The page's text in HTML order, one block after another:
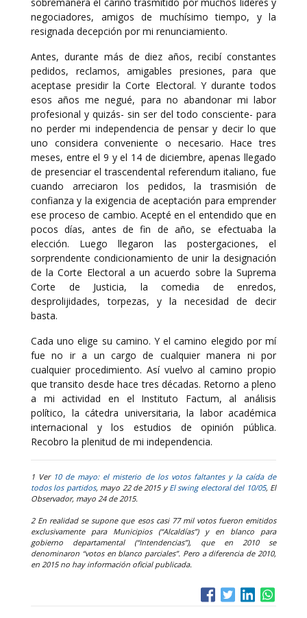
negociadores, amigos de muchísimo tiempo, y la
resignada decepción por mi renunciamiento.
Antes, durante más de diez años, recibí constantes
pedidos, reclamos, amigables presiones, para que
aceptase presidir la Corte Electoral. Y durante todos
esos años me negué, para no abandonar mi labor
profesional y quizás- sin ser del todo consciente- para
no perder mi independencia de pensar y decir lo que
uno considera conveniente o necesario. Hace tres
meses, entre el 9 y el 14 de diciembre, apenas llegado
de presenciar el trascendental referendum italiano, fue
cuando arreciaron los pedidos, la trasmisión de
confianza y la exigencia de aceptación para emprender
ese proceso de cambio. Acepté en el entendido que en
pocos días, antes de fin de año, se efectuaba la
elección. Luego llegaron las postergaciones, el
sorprendente condicionamiento de unir la designación
de la Corte Electoral a un acuerdo sobre la Suprema
Corte de Justicia, la comedia de enredos,
desprolijidades, torpezas, y la necesidad de decir
basta.
Cada uno elige su camino. Y el camino elegido por mí
fue no ir a un cargo de cualquier manera ni por
cualquier procedimiento. Así vuelvo al camino propio
que transito desde hace tres décadas. Retorno a pleno
a mi actividad en el Instituto Factum, al análisis
político, la cátedra universitaria, la labor académica
internacional y los estudios de opinión pública.
Recobro la plenitud de mi independencia.
1 Ver 10 de mayo: el misterio de los votos faltantes y la caída de
todos los partidos, mayo 22 de 2015 y El swing electoral del 10/05, El
Observador, mayo 24 de 2015.
2 En realidad se supone que esos casi 77 mil votos fueron emitidos
exclusivamente para Municipios (“Alcaldías”) y en blanco para
gobierno departamental (“Intendencias”), que en 2010 se
denominaron “votos en blanco parciales”. Pero a diferencia de 2010,
en 2015 no hay información oficial publicada.